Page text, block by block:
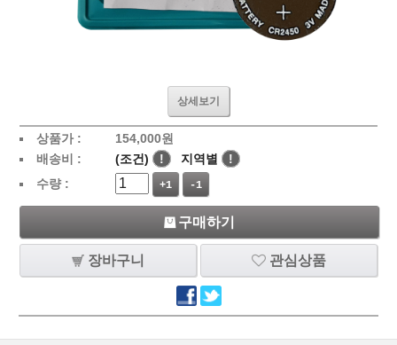
상세보기
상품가 : 154,000원
배송비 :
(조건) ! 지역별
!
수량 :
+1 -1
구매하기
장바구니 관심상품